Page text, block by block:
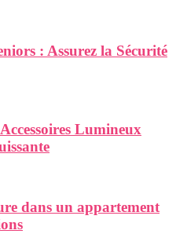
: Assurez la Sécurité
Lumineux
dans un appartement